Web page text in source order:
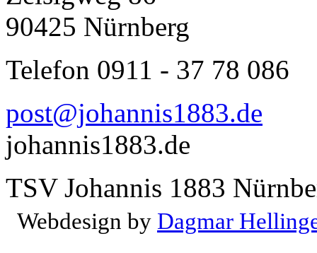
90425 Nürnberg
Telefon 0911 - 37 78 086
post@johannis1883.de
johannis1883.de
TSV Johannis 1883
Webdesign by Dagmar